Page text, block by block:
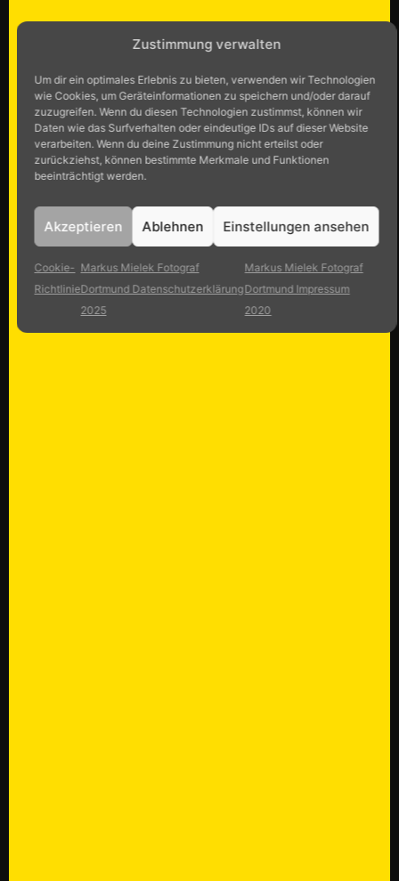
Zustimmung verwalten
Um dir ein optimales Erlebnis zu bieten, verwenden wir Technologien
wie Cookies, um Geräteinformationen zu speichern und/oder darauf
zuzugreifen. Wenn du diesen Technologien zustimmst, können wir
Daten wie das Surfverhalten oder eindeutige IDs auf dieser Website
verarbeiten. Wenn du deine Zustimmung nicht erteilst oder
zurückziehst, können bestimmte Merkmale und Funktionen
beeinträchtigt werden.
Akzeptieren Ablehnen Einstellungen ansehen
Cookie-
Richtlinie
Markus Mielek Fotograf
Dortmund Datenschutzerklärung
2025
Markus Mielek Fotograf
Dortmund Impressum
2020